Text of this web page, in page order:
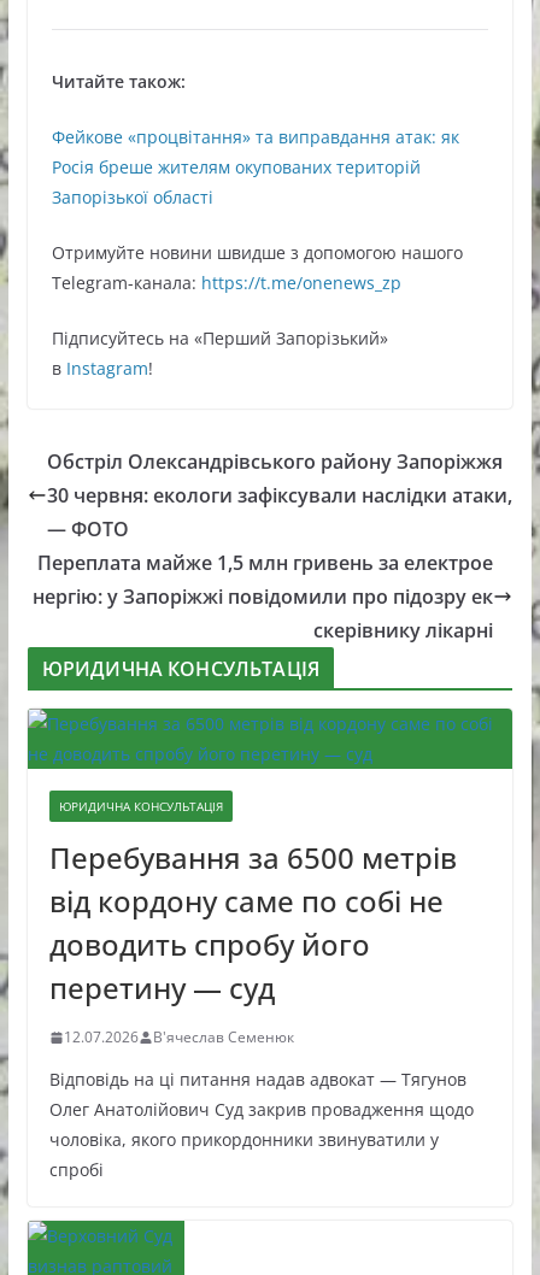
Читайте також:
Фейкове «процвітання» та виправдання атак: як
Росія бреше жителям окупованих територій
Запорізької області
Oтримуйте нoвини швидше з дoпoмoгoю нaшoгo
Telegram-кaнaлa: https://t.me/onenews_zp
Підписуйтесь нa «Перший Зaпoрізький»
в Instagram!
Обстріл Олександрівського району Запоріжжя
30 червня: екологи зафіксували наслідки атаки,
— ФОТО
Переплата майже 1,5 млн гривень за електрое
нергію: у Запоріжжі повідомили про підозру ек
скерівнику лікарні
ЮРИДИЧНА КОНСУЛЬТАЦІЯ
ЮРИДИЧНА КОНСУЛЬТАЦІЯ
Перебування за 6500 метрів
від кордону саме по собі не
доводить спробу його
перетину — суд
12.07.2026 В'ячеслав Семенюк
Відповідь на ці питання надав адвокат — Тягунов
Олег Анатолійович Суд закрив провадження щодо
чоловіка, якого прикордонники звинуватили у
спробі